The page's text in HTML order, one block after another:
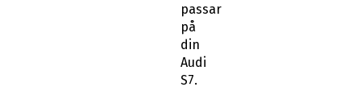
passar
på
din
Audi
S7.